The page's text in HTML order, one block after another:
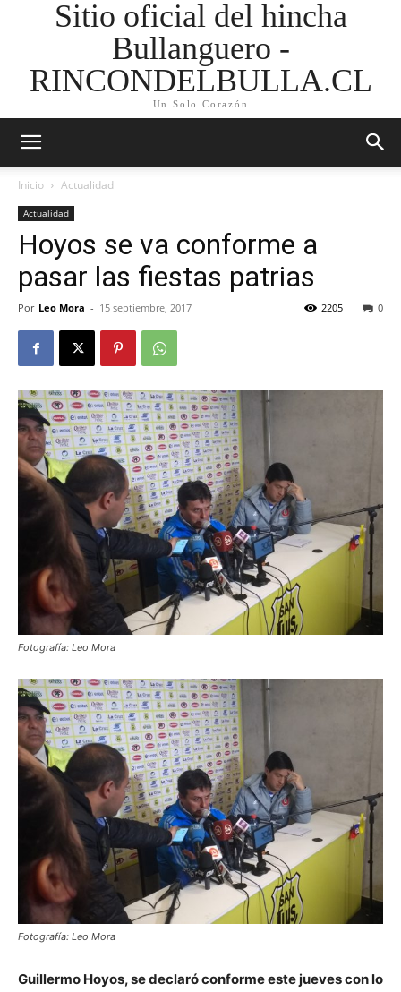
Sitio oficial del hincha
Bullanguero -
RINCONDELBULLA.CL
Un Solo Corazón
Inicio Actualidad
Actualidad
Hoyos se va conforme a
pasar las fiestas patrias
Por Leo Mora - 15 septiembre, 2017 0
2205
Fotografía: Leo Mora
Fotografía: Leo Mora
Guillermo Hoyos, se declaró conforme este jueves con lo